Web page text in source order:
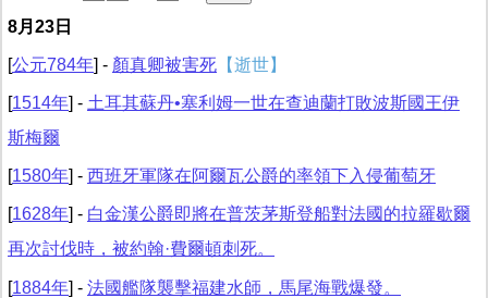
8月23日
[公元784年] - 顏真卿被害死 【逝世】
[1514年] - 土耳其蘇丹•塞利姆一世在查迪蘭打敗波斯國王伊
斯梅爾
[1580年] - 西班牙軍隊在阿爾瓦公爵的率領下入侵葡萄牙
[1628年] - 白金漢公爵即將在普茨茅斯登船對法國的拉羅歇爾
再次討伐時，被約翰·費爾頓刺死。
[1884年] - 法國艦隊襲擊福建水師，馬尾海戰爆發。